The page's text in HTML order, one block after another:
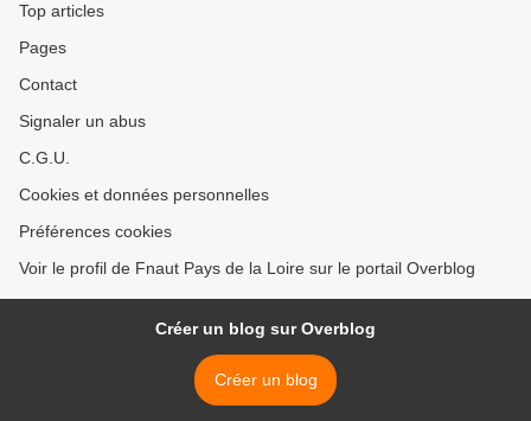
Top articles
Pages
Contact
Signaler un abus
C.G.U.
Cookies et données personnelles
Préférences cookies
Voir le profil de Fnaut Pays de la Loire sur le portail Overblog
Créer un blog sur Overblog
Créer un blog